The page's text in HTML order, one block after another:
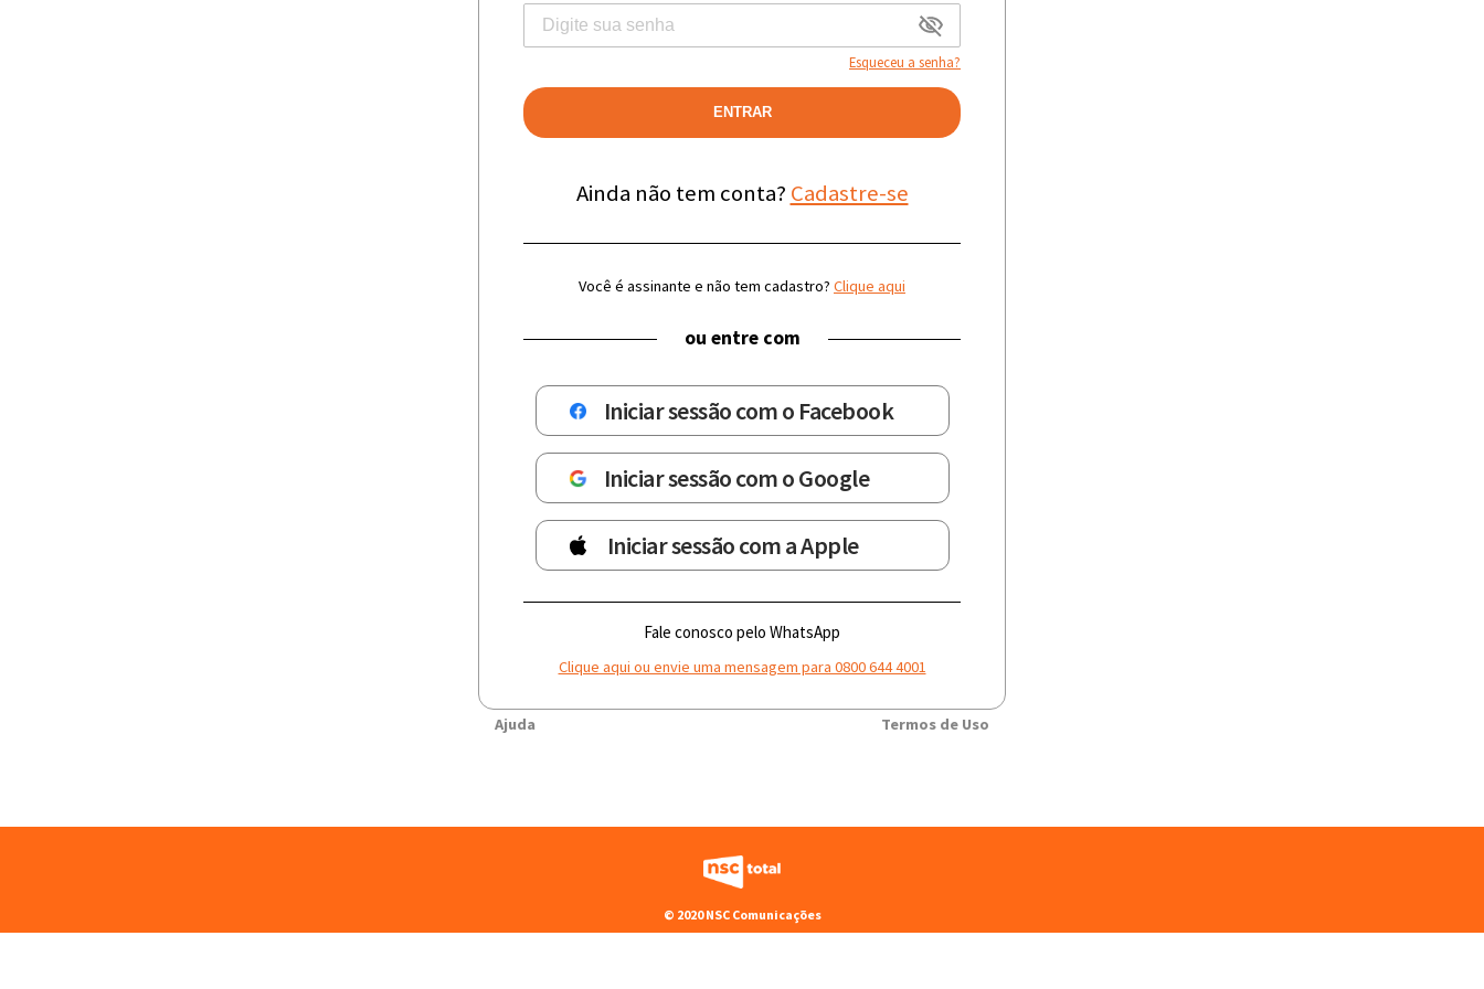
Esqueceu a senha?
ENTRAR
Ainda não tem conta? Cadastre-se
Você é assinante e não tem cadastro? Clique aqui
ou entre com
Iniciar sessão com o Facebook
Iniciar sessão com o Google
Iniciar sessão com a Apple
Fale conosco pelo WhatsApp
Clique aqui ou envie uma mensagem para 0800 644 4001
Ajuda Termos de Uso
© 2020 NSC Comunicações